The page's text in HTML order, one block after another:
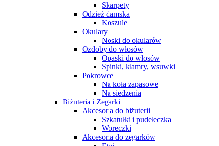
Skarpety
Odzież damska
Koszule
Okulary
Noski do okularów
Ozdoby do włosów
Opaski do włosów
Spinki, klamry, wsuwki
Pokrowce
Na koła zapasowe
Na siedzenia
Biżuteria i Zegarki
Akcesoria do biżuterii
Szkatułki i pudełeczka
Woreczki
Akcesoria do zegarków